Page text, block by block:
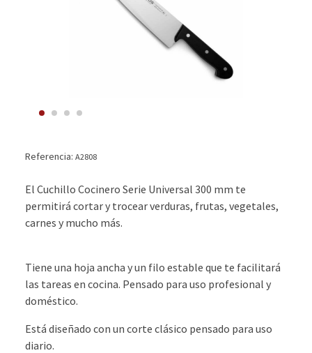
Referencia: A2808
El Cuchillo Cocinero Serie Universal 300 mm te
permitirá cortar y trocear verduras, frutas, vegetales,
carnes y mucho más.
Tiene una hoja ancha y un filo estable que te facilitará
las tareas en cocina. Pensado para uso profesional y
doméstico.
Está diseñado con un corte clásico pensado para uso
diario.